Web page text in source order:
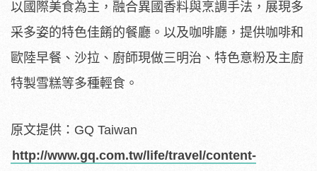
以國際美食為主，融合異國香料與烹調手法，展現多
采多姿的特色佳餚的餐廳。以及咖啡廳，提供咖啡和
歐陸早餐、沙拉、廚師現做三明治、特色意粉及主廚
特製雪糕等多種輕食。
原文提供：GQ Taiwan
http://www.gq.com.tw/life/travel/content-